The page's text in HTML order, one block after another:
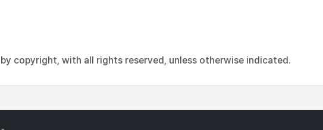
copyright, with all rights reserved, unless otherwise indicated.